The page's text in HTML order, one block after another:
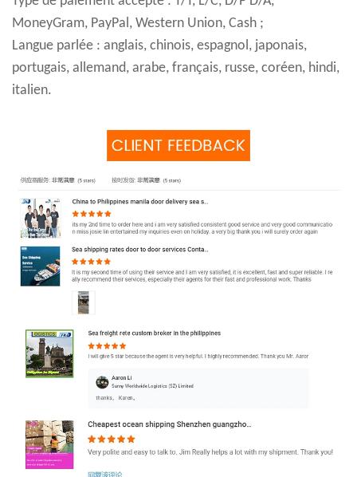
MoneyGram, PayPal, Western Union, Cash ;
Langue parlée : anglais, chinois, espagnol, japonais,
portugais, allemand, arabe, français, russe, coréen, hindi,
italien.